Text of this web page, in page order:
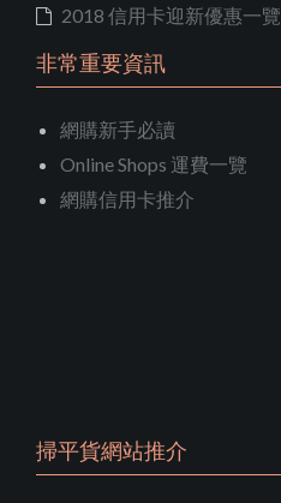
2018 信用卡迎新優惠一覽
非常重要資訊
網購新手必讀
Online Shops 運費一覽
網購信用卡推介
掃平貨網站推介